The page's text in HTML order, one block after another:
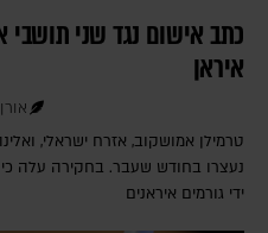
כתב אישום נגד שני תושבי
איראן
טרמילן אמושקוב, אזרח ישראלי,
נעצרו בחודש שעבר. בחקירה עלה כי
ידי גורמים איראנים